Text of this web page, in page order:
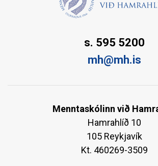
s. 595 5200
mh@mh.is
Menntaskólinn við
Hamrahlíð 10
105 Reykjavík
Kt. 460269-3509